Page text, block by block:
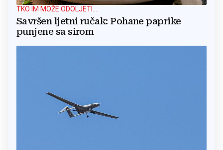
TKO IM MOŽE ODOLJETI...
Savršen ljetni ručak: Pohane paprike
punjene sa sirom